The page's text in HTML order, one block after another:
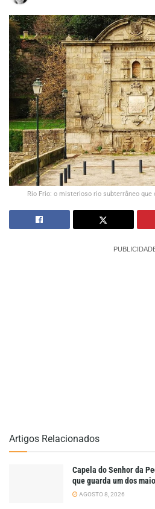
Rio Frio: o misterioso rio subterrâneo
Artigos Relacionados
Capela do Senhor da
que guarda um dos
AGOSTO 8, 2026